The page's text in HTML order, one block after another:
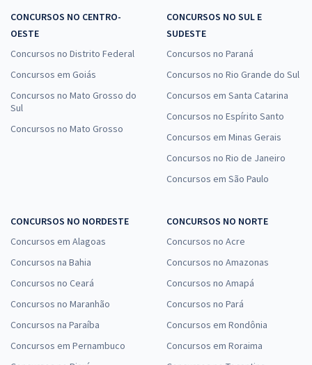
CONCURSOS NO CENTRO-
OESTE
Concursos no Distrito Federal
Concursos em Goiás
Concursos no Mato Grosso do
Sul
Concursos no Mato Grosso
CONCURSOS NO SUL E
SUDESTE
Concursos no Paraná
Concursos no Rio Grande do Sul
Concursos em Santa Catarina
Concursos no Espírito Santo
Concursos em Minas Gerais
Concursos no Rio de Janeiro
Concursos em São Paulo
CONCURSOS NO NORDESTE
Concursos em Alagoas
Concursos na Bahia
Concursos no Ceará
Concursos no Maranhão
Concursos na Paraíba
Concursos em Pernambuco
CONCURSOS NO NORTE
Concursos no Acre
Concursos no Amazonas
Concursos no Amapá
Concursos no Pará
Concursos em Rondônia
Concursos em Roraima